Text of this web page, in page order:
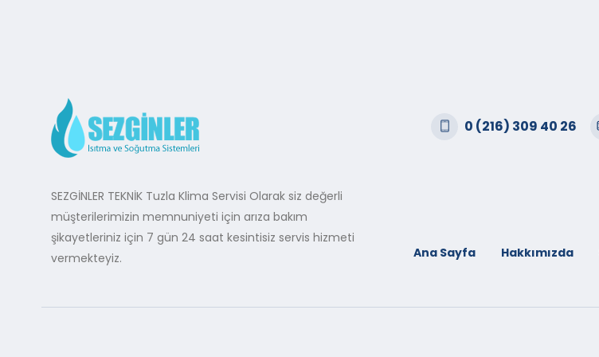
SEZGİNLER TEKNİK Tuzla Klima Servisi Olarak siz değerli
müşterilerimizin memnuniyeti için arıza bakım
şikayetleriniz için 7 gün 24 saat kesintisiz servis hizmeti
vermekteyiz.
0 (216) 309 40 26
Ana Sayfa Hakkımızda